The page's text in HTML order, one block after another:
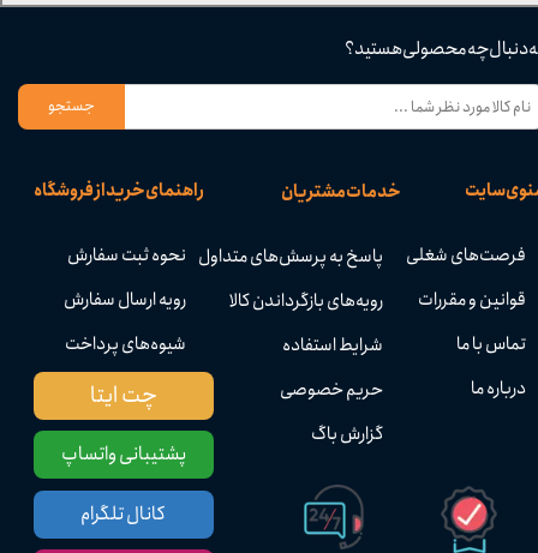
راهنمای خرید از فروشگاه
نحوه ثبت سفارش
رویه ارسال سفارش
شیوه‌های پرداخت
خدمات مشتریان
پاسخ به پرسش‌های متداول
رویه‌های بازگرداندن کالا
شرایط استفاده
حریم خصوصی
گزارش باگ
سایت
فرصت‌های شغلی
قوانین و مقررات
تماس با ما
درباره ما
دنبال چه محصولی هستید؟
جستجو
پشتیبانی واتساپ
چت ایتا
کانال تلگرام